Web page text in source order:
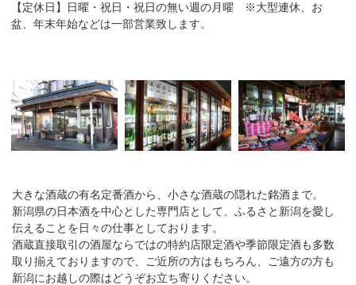
【定休日】日曜・祝日・祝日の無い週の月曜 ※大型連休、お
盆、年末年始などは一部営業致します。
大きな酒蔵の有名定番酒から、小さな酒蔵の隠れた銘酒まで。
新潟県の日本酒を中心とした専門店として、ふるさと新潟を愛し
伝えることを日々の仕事としております。
酒蔵直接取引の酒屋ならではの特約店限定酒や季節限定酒も多数
取り揃えておりますので、ご近所の方はもちろん、ご遠方の方も
新潟にお越しの際はどうぞお立ち寄りください。